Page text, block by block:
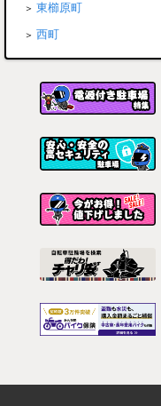
東櫛原町
西町